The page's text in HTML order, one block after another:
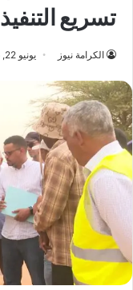
تسريع التنفيذ
الكرامة نيوز يونيو 22, 2026